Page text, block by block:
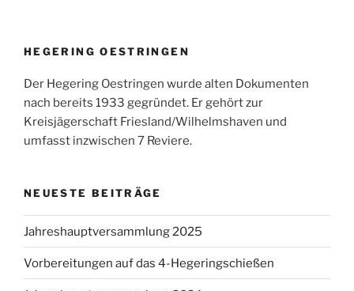
HEGERING OESTRINGEN
Der Hegering Oestringen wurde alten Dokumenten
nach bereits 1933 gegründet. Er gehört zur
Kreisjägerschaft Friesland/Wilhelmshaven und
umfasst inzwischen 7 Reviere.
NEUESTE BEITRÄGE
Jahreshauptversammlung 2025
Vorbereitungen auf das 4-Hegeringschießen